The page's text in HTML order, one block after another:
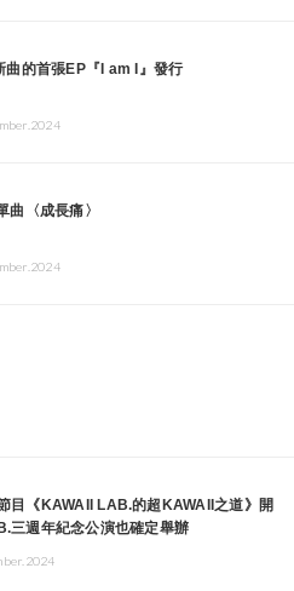
曲的首張EP『I am I』發行
曲〈成長痛〉
目《KAWAII LAB.的超KAWAII之道》開
三週年紀念公演也確定舉辦